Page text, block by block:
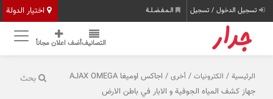
اختيار الدولة تسجيل الدخول / تسجيل الـمـفـضـلـة
التصانيفأضف اعلان مجاناً
بحث الرئيسية / الكترونيات /أخرى
/ اجاكس اوميغا AJAX OMEGA
جهاز كشف المياه الجوفية و الابار في باطن الارض